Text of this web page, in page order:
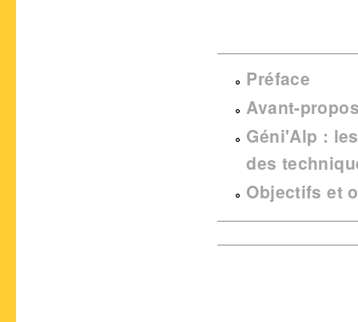
Préface
Avant-
Géni'Alp :
des
Objectifs et